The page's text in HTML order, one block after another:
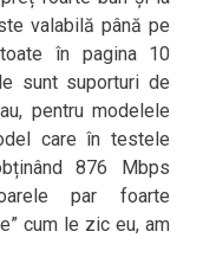
valabilă până pe
în pagina 10
sunt suporturi de
pentru modelele
care în testele
876 Mbps
par foarte
cum le zic eu, am